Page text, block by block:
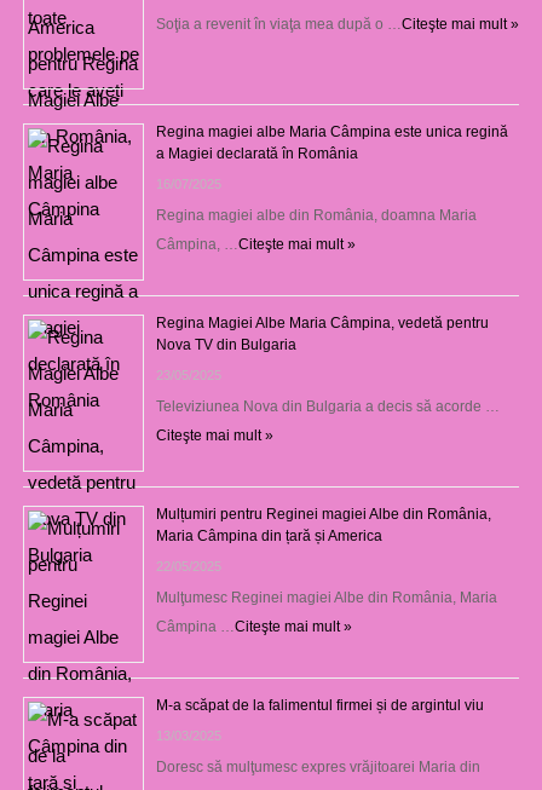
Soţia a revenit în viaţa mea după o … Citeşte mai mult »
Regina magiei albe Maria Câmpina este unica regină
a Magiei declarată în România
16/07/2025
Regina magiei albe din România, doamna Maria
Câmpina, … Citeşte mai mult »
Regina Magiei Albe Maria Câmpina, vedetă pentru
Nova TV din Bulgaria
23/05/2025
Televiziunea Nova din Bulgaria a decis să acorde …
Citeşte mai mult »
Mulțumiri pentru Reginei magiei Albe din România,
Maria Câmpina din țară și America
22/05/2025
Mulţumesc Reginei magiei Albe din România, Maria
Câmpina … Citeşte mai mult »
M-a scăpat de la falimentul firmei și de argintul viu
13/03/2025
Doresc să mulţumesc expres vrăjitoarei Maria din